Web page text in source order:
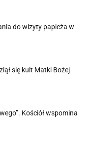
do wizyty papieża w
się kult Matki Bożej
Kościół wspomina